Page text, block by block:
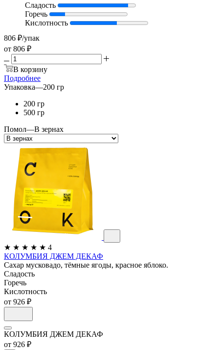
Сладость
Горечь
Кислотность
806 ₽/упак
от 806 ₽
В корзину
Подробнее
Упаковка—200 гр
200 гр
500 гр
Помол—В зернах
★ ★ ★ ★ ★ 4
КОЛУМБИЯ ДЖЕМ ДЕКАФ
Сахар мусковадо, тёмные ягоды, красное яблоко.
Сладость
Горечь
Кислотность
от 926 ₽
КОЛУМБИЯ ДЖЕМ ДЕКАФ
от 926 ₽